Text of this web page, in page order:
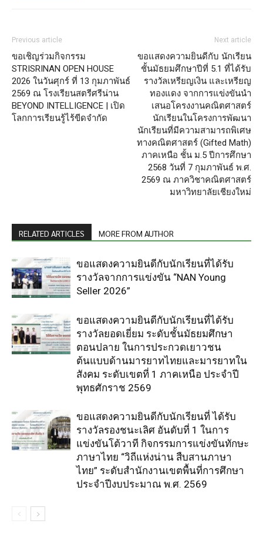
Previous article
ขอเชิญร่วมกิจกรรม
STRISRINAN OPEN HOUSE
2026 ในวันศุกร์ ที่ 13 กุมภาพันธ์
2569 ณ โรงเรียนสตรีศรีน่าน
BEYOND INTELLIGENCE | เปิด
โลกการเรียนรู้ไร้ขีดจำกัด
Next article
ขอแสดงความยินดีกับ นักเรียน
ชั้นมัธยมศึกษาปีที่ 5.1 ที่ได้รับ
รางวัลเหรียญเงิน และเหรียญ
ทองแดง จากการแข่งขันนำ
เสนอโครงงานคณิตศาสตร์
นักเรียนในโครงการพัฒนา
นักเรียนที่มีความสามารถพิเศษ
ทางคณิตศาสตร์ (Gifted Math)
ภาคเหนือ ชั้น ม.5 ปีการศึกษา
2568 วันที่ 7 กุมภาพันธ์ พ.ศ.
2569 ณ ภาควิชาคณิตศาสตร์
มหาวิทยาลัยเชียงใหม่
RELATED ARTICLES MORE FROM AUTHOR
ขอแสดงความยินดีกับนักเรียนที่ได้รับ
รางวัลจากการแข่งขัน “NAN Young
Seller 2026”
ขอแสดงความยินดีกับนักเรียนที่ได้รับ
รางวัลยอดเยี่ยม ระดับชั้นมัธยมศึกษา
ตอนปลาย ในการประกวดเยาวชน
ต้นแบบด้านมารยาทไทยและมารยาทใน
สังคม ระดับเขตที่ 1 ภาคเหนือ ประจำปี
พุทธศักราช 2569
ขอแสดงความยินดีกับนักเรียนที่ ได้รับ
รางวัลรองชนะเลิศ อันดับที่ 1 ในการ
แข่งขันโต้วาที กิจกรรมการแข่งขันทักษะ
ภาษาไทย “วิถีแห่งน่าน สืบสานภาษา
ไทย” ระดับสำนักงานเขตพื้นที่การศึกษา
ประจำปีงบประมาณ พ.ศ. 2569